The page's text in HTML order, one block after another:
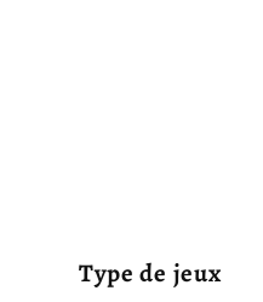
Type de jeux